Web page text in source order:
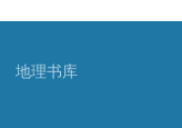
地理书库